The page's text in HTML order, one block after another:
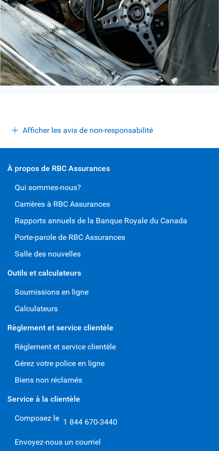
Afficher les avis de non-responsabilité
À propos de RBC Assurances
Qui sommes-nous?
Carrières à RBC Assurances
Rapports annuels de la Banque Royale du Canada
Porte-parole de RBC Assurances
Salle des nouvelles
Outils et calculateurs
Soumissions en ligne
Calculateurs
Règlement et service clientèle
Règlement et service clientèle
Gérez votre police en ligne
Biens non réclamés
Service à la clientèle
Composez le 1 844 670-3440
Envoyez-nous un courriel